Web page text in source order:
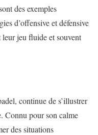
des exemples
d’offensive et défensive
jeu fluide et souvent
continue de s’illustrer
Connu pour son calme
des situations